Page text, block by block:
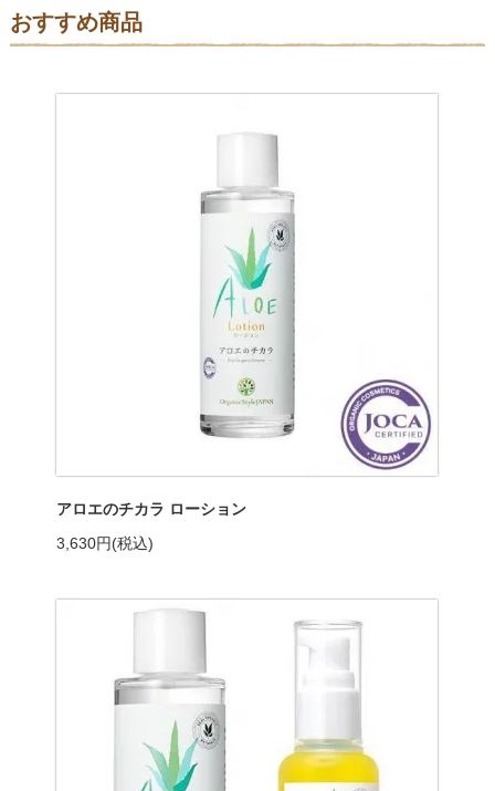
おすすめ商品
アロエのチカラ ローション
3,630円(税込)